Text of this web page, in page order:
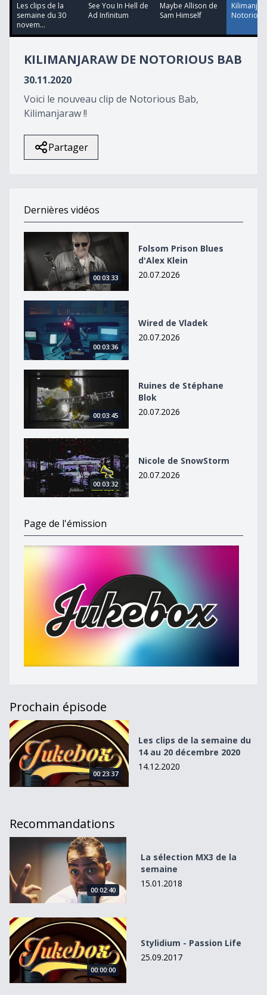
23
minutes,
51
seconds
Les clips de la
semaine du 30
novem...
See You In Hell de
Ad Infinitum
Maybe Allison de
Sam Himself
KILIMANJARAW DE NOTORIOUS BAB
30.11.2020
Voici le nouveau clip de Notorious Bab,
Kilimanjaraw !!
Partager
Dernières vidéos
Folsom Prison Blues d&#039;Alex Klein
00:03:33
Folsom Prison Blues
d'Alex Klein
20.07.2026
Wired de Vladek
00:03:36
Wired de Vladek
20.07.2026
Ruines de Stéphane Blok
00:03:45
Ruines de Stéphane
Blok
20.07.2026
Nicole de SnowStorm
00:03:32
Nicole de SnowStorm
20.07.2026
Page de l'émission
Prochain épisode
Les clips de la semaine du 14 au 20 décembre 2020
00:23:37
Les clips de la semaine du
14 au 20 décembre 2020
14.12.2020
Recommandations
La sélection MX3 de la semaine
00:02:40
La sélection MX3 de la
semaine
15.01.2018
Stylidium - Passion Life
00:00:00
Stylidium - Passion Life
25.09.2017